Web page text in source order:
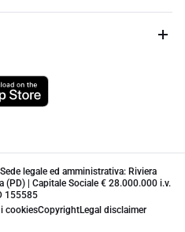
legale ed amministrativa: Riviera
(PD) | Capitale Sociale € 28.000.000 i.v.
155585
cookiesCopyrightLegal disclaimer